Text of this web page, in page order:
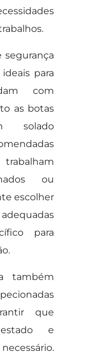
segurança
para
com
as botas
solado
ou
escolher
para
também
que
e